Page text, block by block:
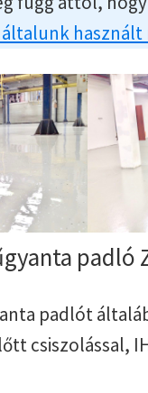
padló
padlót
csiszolással,